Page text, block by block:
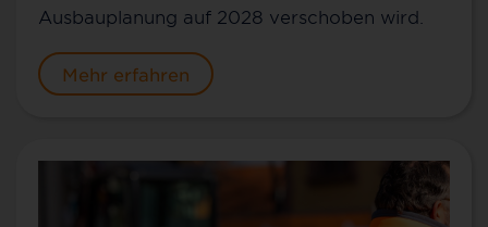
Ausbauplanung auf 2028 verschoben wird.
Mehr erfahren